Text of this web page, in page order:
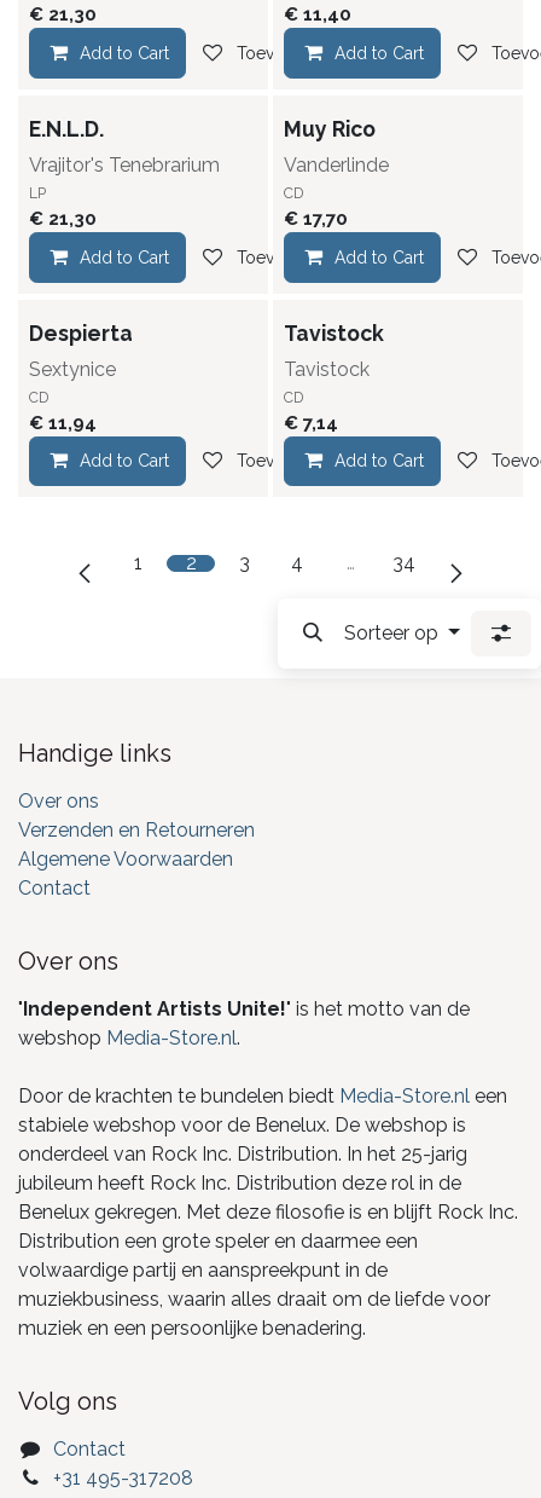
€ 21,30
Add to Cart Toevoegen aan verlanglijst
€ 11,40
Add to Cart
E.N.L.D.
Vrajitor's Tenebrarium
LP
€ 21,30
Add to Cart Toevoegen aan verlanglijst
Muy Rico
Vanderlinde
CD
€ 17,70
Add to Cart
Despierta
Sextynice
CD
€ 11,94
Add to Cart Toevoegen aan verlanglijst
Tavistock
Tavistock
CD
€ 7,14
Add to Cart
1 2 3 4 … 34
Sorteer op
Handige links
Over ons
Verzenden en Retourneren
Algemene Voorwaarden
Contact
Over ons
" Independent Artists Unite!" is het motto van de
webshop Media-Store.nl.
Door de krachten te bundelen biedt Media-Store.nl een
stabiele webshop voor de Benelux. De webshop is
onderdeel van Rock Inc. Distribution. In het 25-jarig
jubileum heeft Rock Inc. Distribution deze rol in de
Benelux gekregen. Met deze filosofie is en blijft Rock Inc.
Distribution een grote speler en daarmee een
volwaardige partij en aanspreekpunt in de
muziekbusiness, waarin alles draait om de liefde voor
muziek en een persoonlijke benadering.
Volg ons
Contact
+31 495-317208